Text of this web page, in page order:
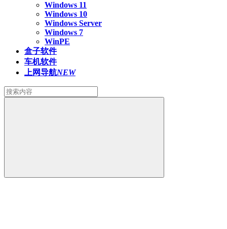
Windows 11
Windows 10
Windows Server
Windows 7
WinPE
盒子软件
车机软件
上网导航NEW